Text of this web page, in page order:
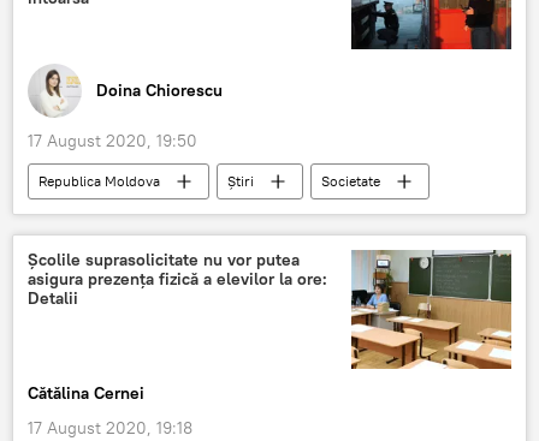
Doina Chiorescu
17 August 2020, 19:50
Republica Moldova Știri
Societate
ANTA
Vama
Școlile suprasolicitate nu vor putea
asigura prezența fizică a elevilor la ore:
Detalii
Cătălina Cernei
17 August 2020, 19:18